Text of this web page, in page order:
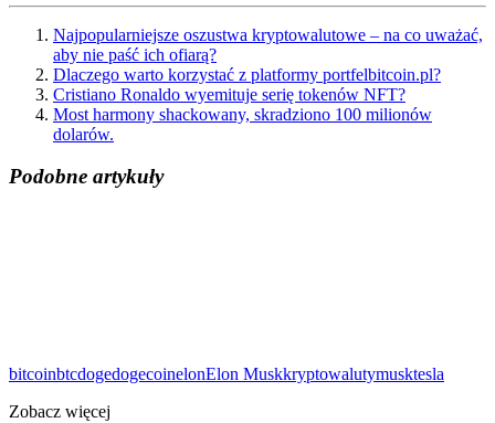
Najpopularniejsze oszustwa kryptowalutowe – na co uważać,
aby nie paść ich ofiarą?
Dlaczego warto korzystać z platformy portfelbitcoin.pl?
Cristiano Ronaldo wyemituje serię tokenów NFT?
Most harmony shackowany, skradziono 100 milionów
dolarów.
Podobne artykuły
bitcoinbtcdogedogecoinelonElon Muskkryptowalutymusktesla
Zobacz więcej